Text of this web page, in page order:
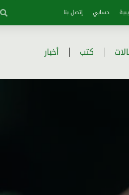
حسابي إتصل بنا
كتب أخبار